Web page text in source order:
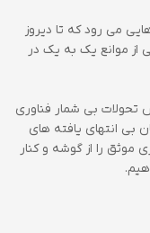
می رود که تا دیروز
از موانع یک به یک در
تحولات بی شمار فناوری
بی انتهای یافته های
موثق را از گوشه و کنار